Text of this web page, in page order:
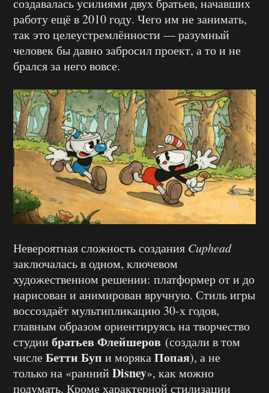
работу ещё в 2010 году. Чего им не занимать,
так это целеустремлённости — разумный
человек бы давно забросил проект, а то и не
брался за него вовсе.
Невероятная сложность создания Cuphead
заключалась в одном, ключевом
художественном решении: платформер от и до
нарисован и анимирован вручную. Стиль игры
воссоздаёт мультипликацию 30-х годов,
главным образом ориентируясь на творчество
студии братьев Флейшеров (создали в том
числеБетти Буп и морякаПопая), а не
только на «ранний Disney», как можно
подумать. Кроме характерной стилизации